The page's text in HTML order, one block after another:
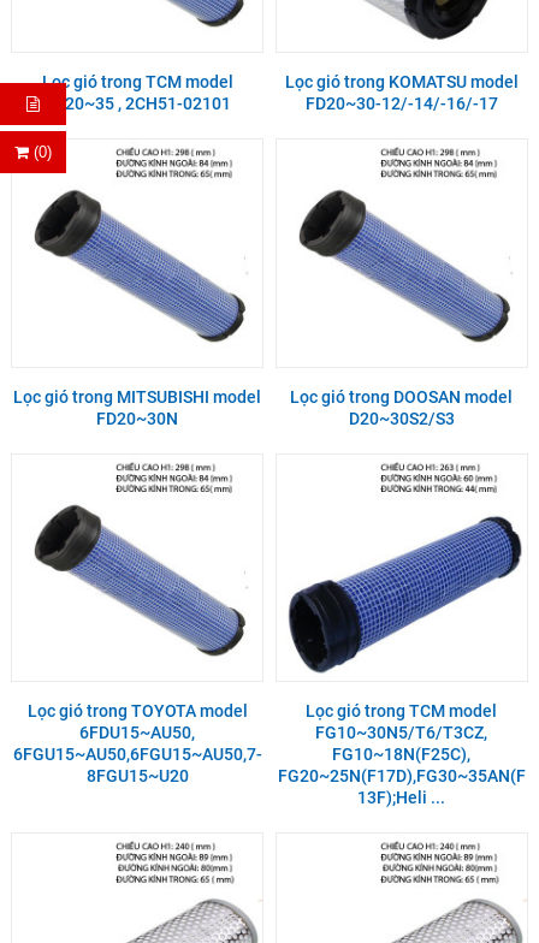
(0)
Lọc gió trong TCM model
FG20~35 , 2CH51-02101
Lọc gió trong KOMATSU model
FD20~30-12/-14/-16/-17
Lọc gió trong MITSUBISHI model
FD20~30N
Lọc gió trong DOOSAN model
D20~30S2/S3
Lọc gió trong TOYOTA model
6FDU15~AU50,
6FGU15~AU50,6FGU15~AU50,7-
8FGU15~U20
Lọc gió trong TCM model
FG10~30N5/T6/T3CZ,
FG10~18N(F25C),
FG20~25N(F17D),FG30~35AN(F
13F);Heli ...